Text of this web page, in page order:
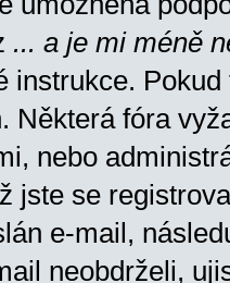
... a je mi méně
instrukce.
Některá fóra
nebo
jste se
e-mail,
neobdrželi,